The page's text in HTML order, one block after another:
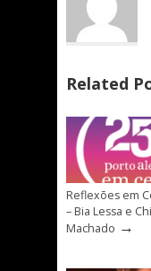
Related
Reflexões em
– Bia Lessa e
Machado →